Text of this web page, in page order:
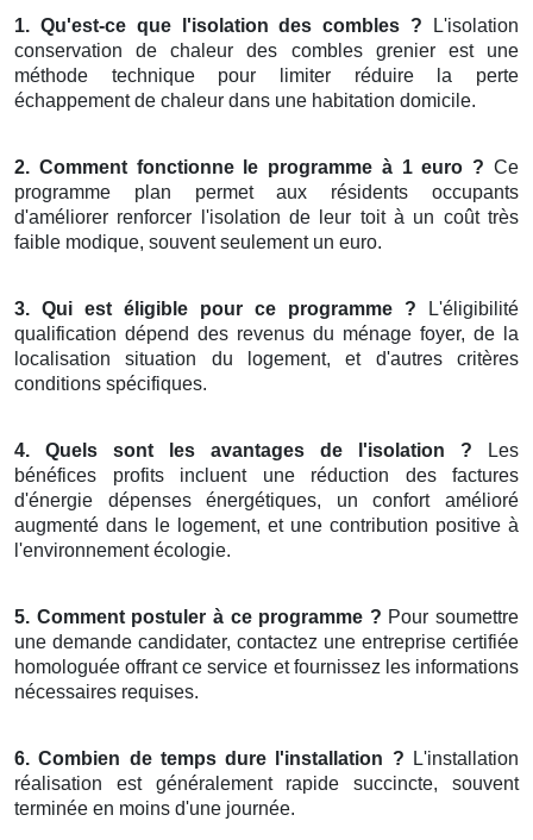
1. Qu'est-ce que l'isolation des combles ? L'isolation
conservation de chaleur des combles grenier est une
méthode technique pour limiter réduire la perte
échappement de chaleur dans une habitation domicile.
2. Comment fonctionne le programme à 1 euro ? Ce
programme plan permet aux résidents occupants
d'améliorer renforcer l'isolation de leur toit à un coût très
faible modique, souvent seulement un euro.
3. Qui est éligible pour ce programme ? L'éligibilité
qualification dépend des revenus du ménage foyer, de la
localisation situation du logement, et d'autres critères
conditions spécifiques.
4. Quels sont les avantages de l'isolation ? Les
bénéfices profits incluent une réduction des factures
d'énergie dépenses énergétiques, un confort amélioré
augmenté dans le logement, et une contribution positive à
l'environnement écologie.
5. Comment postuler à ce programme ? Pour soumettre
une demande candidater, contactez une entreprise certifiée
homologuée offrant ce service et fournissez les informations
nécessaires requises.
6. Combien de temps dure l'installation ? L'installation
réalisation est généralement rapide succincte, souvent
terminée en moins d'une journée.